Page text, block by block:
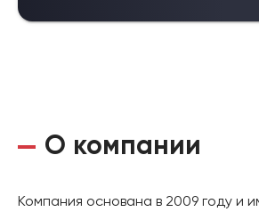
О компании
Компания основана в 2009 году и